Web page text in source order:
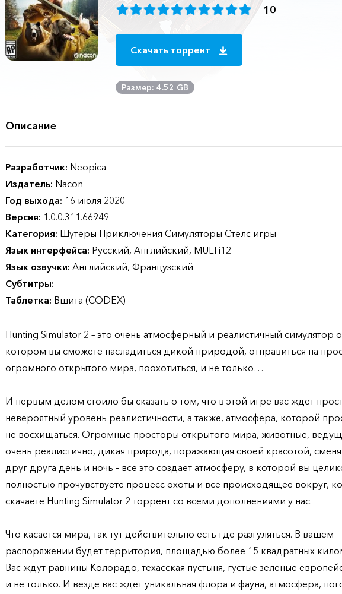
10
Скачать торрент
Размер: 4.52 GB
Описание
Разработчик: Neopica
Издатель: Nacon
Год выхода: 16 июля 2020
Версия: 1.0.0.311.66949
Категория: Шутеры Приключения Симуляторы Стелс игры
Язык интерфейса: Русский, Английский, MULTi12
Язык озвучки: Английский, Французский
Субтитры:
Таблетка: Вшита (CODEX)
Hunting Simulator 2 – это очень атмосферный и реалистичный симулятор
котором вы сможете насладиться дикой природой, отправиться на
огромного открытого мира, поохотиться, и не только…
И первым делом стоило бы сказать о том, что в этой игре вас ждет
невероятный уровень реалистичности, а также, атмосфера, которой
не восхищаться. Огромные просторы открытого мира, животные,
очень реалистично, дикая природа, поражающая своей красотой,
друг друга день и ночь – все это создает атмосферу, в которой вы
полностью прочувствуете процесс охоты и все происходящее вокруг,
скачаете Hunting Simulator 2 торрент со всеми дополнениями у нас.
Что касается мира, так тут действительно есть где разгуляться. В вашем
распоряжении будет территория, площадью более 15 квадратных
Вас ждут равнины Колорадо, техасская пустыня, густые зеленые
и не только. И везде вас ждет уникальная флора и фауна, атмосфера,